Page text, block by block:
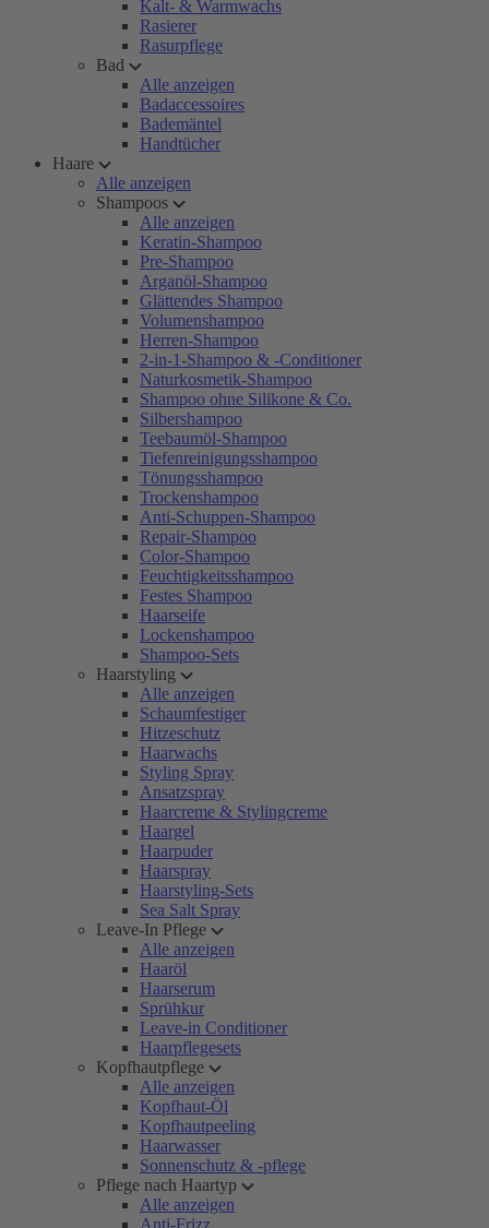
Kalt- & Warmwachs
Rasierer
Rasurpflege
Bad
Alle anzeigen
Badaccessoires
Bademäntel
Handtücher
Haare
Alle anzeigen
Shampoos
Alle anzeigen
Keratin-Shampoo
Pre-Shampoo
Arganöl-Shampoo
Glättendes Shampoo
Volumenshampoo
Herren-Shampoo
2-in-1-Shampoo & -Conditioner
Naturkosmetik-Shampoo
Shampoo ohne Silikone & Co.
Silbershampoo
Teebaumöl-Shampoo
Tiefenreinigungsshampoo
Tönungsshampoo
Trockenshampoo
Anti-Schuppen-Shampoo
Repair-Shampoo
Color-Shampoo
Feuchtigkeitsshampoo
Festes Shampoo
Haarseife
Lockenshampoo
Shampoo-Sets
Haarstyling
Alle anzeigen
Schaumfestiger
Hitzeschutz
Haarwachs
Styling Spray
Ansatzspray
Haarcreme & Stylingcreme
Haargel
Haarpuder
Haarspray
Haarstyling-Sets
Sea Salt Spray
Leave-In Pflege
Alle anzeigen
Haaröl
Haarserum
Sprühkur
Leave-in Conditioner
Haarpflegesets
Kopfhautpflege
Alle anzeigen
Kopfhaut-Öl
Kopfhautpeeling
Haarwasser
Sonnenschutz & -pflege
Pflege nach Haartyp
Alle anzeigen
Anti-Frizz